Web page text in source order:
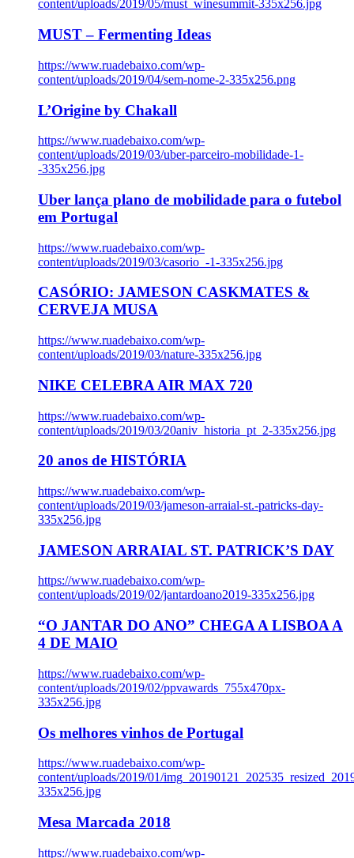
content/uploads/2019/05/must_winesummit-335x256.jpg
MUST – Fermenting Ideas
https://www.ruadebaixo.com/wp-
content/uploads/2019/04/sem-nome-2-335x256.png
L’Origine by Chakall
https://www.ruadebaixo.com/wp-
content/uploads/2019/03/uber-parceiro-mobilidade-1-
-335x256.jpg
Uber lança plano de mobilidade para o futebol
em Portugal
https://www.ruadebaixo.com/wp-
content/uploads/2019/03/casorio_-1-335x256.jpg
CASÓRIO: JAMESON CASKMATES &
CERVEJA MUSA
https://www.ruadebaixo.com/wp-
content/uploads/2019/03/nature-335x256.jpg
NIKE CELEBRA AIR MAX 720
https://www.ruadebaixo.com/wp-
content/uploads/2019/03/20aniv_historia_pt_2-335x256.jpg
20 anos de HISTÓRIA
https://www.ruadebaixo.com/wp-
content/uploads/2019/03/jameson-arraial-st.-patricks-day-
335x256.jpg
JAMESON ARRAIAL ST. PATRICK’S DAY
https://www.ruadebaixo.com/wp-
content/uploads/2019/02/jantardoano2019-335x256.jpg
“O JANTAR DO ANO” CHEGA A LISBOA A
4 DE MAIO
https://www.ruadebaixo.com/wp-
content/uploads/2019/02/ppvawards_755x470px-
335x256.jpg
Os melhores vinhos de Portugal
https://www.ruadebaixo.com/wp-
content/uploads/2019/01/
335x256.jpg
Mesa Marcada 2018
https://www.ruadebaixo.com/wp-